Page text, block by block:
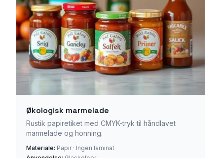
Økologisk marmelade
Rustik papiretiket med CMYK-tryk til håndlavet
marmelade og honning.
Materiale: Papir · Ingen laminat